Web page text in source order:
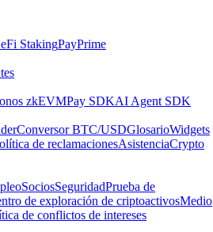
StakingPayPrime
zkEVMPay SDKAI Agent SDK
Conversor BTC/USDGlosarioWidgets
de reclamacionesAsistenciaCrypto
SociosSeguridadPrueba de
de exploración de criptoactivosMedio
de conflictos de intereses